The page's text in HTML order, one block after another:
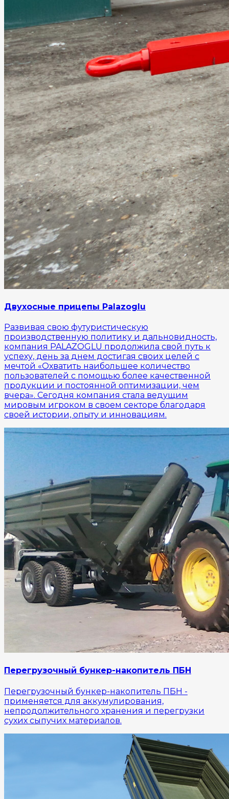
Двухосные прицепы Palazoglu
Развивая свою футуристическую
производственную политику и дальновидность,
компания PALAZOGLU продолжила свой путь к
успеху, день за днем ​​достигая своих целей с
мечтой «Охватить наибольшее количество
пользователей с помощью более качественной
продукции и постоянной оптимизации, чем
вчера». Сегодня компания стала ведущим
мировым игроком в своем секторе благодаря
своей истории, опыту и инновациям.
Перегрузочный бункер-накопитель ПБН
Перегрузочный бункер-накопитель ПБН -
применяется для аккумулирования,
непродолжительного хранения и перегрузки
сухих сыпучих материалов.